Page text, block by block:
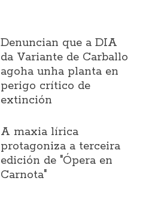
Denuncian que a DIA
da Variante de Carballo
agoha unha planta en
perigo crítico de
extinción
A maxia lírica
protagoniza a terceira
edición de "Ópera en
Carnota"